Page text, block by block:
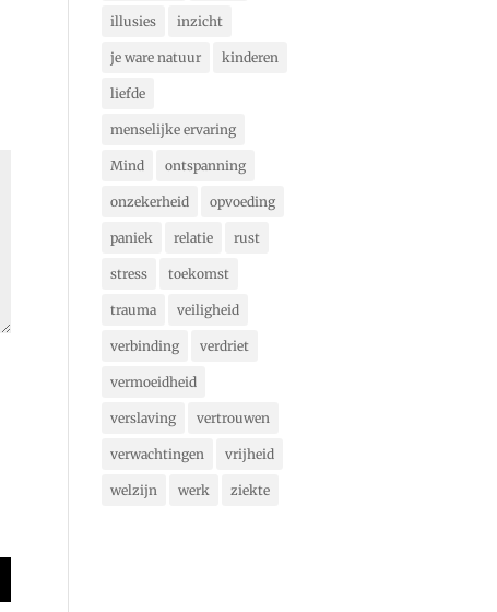
illusies inzicht
je ware natuur kinderen
liefde
menselijke ervaring
Mind ontspanning
onzekerheid opvoeding
paniek relatie rust
stress toekomst
trauma veiligheid
verbinding verdriet
vermoeidheid
verslaving vertrouwen
verwachtingen vrijheid
welzijn werk ziekte